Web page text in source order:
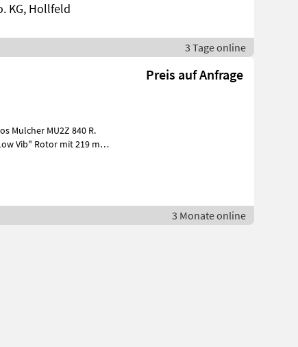
KG, Hollfeld
3 Tage online
Preis auf Anfrage
Vib" Rotor mit 219 mm
3 Monate online